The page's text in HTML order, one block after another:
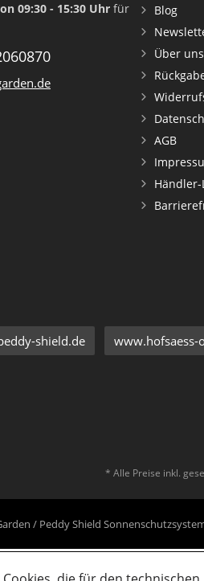
09:30 - 15:30 Uhr für
Blog
Über uns
AGB
Händler-
shield.de www.hofsaess-
* Alle Preise inkl.
/ Peddy Shield